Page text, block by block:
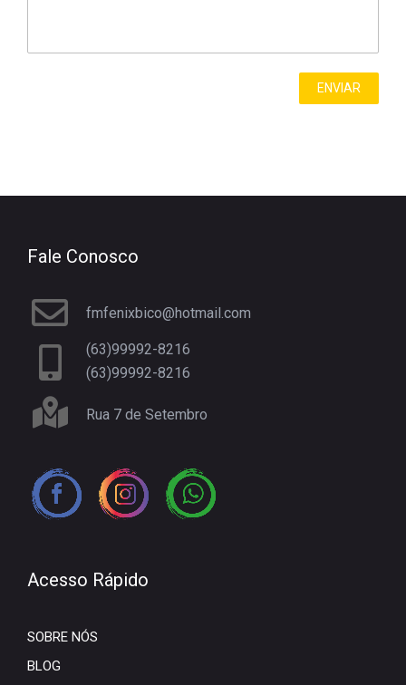
Fale Conosco
fmfenixbico@hotmail.com
(63)99992-8216
(63)99992-8216
Rua 7 de Setembro
Acesso Rápido
SOBRE NÓS
BLOG